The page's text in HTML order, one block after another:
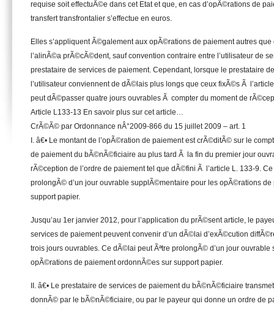
requise soit effectuÃ©e dans cet Etat et que, en cas d’opÃ©rations de
transfert transfrontalier s’effectue en euros.
Elles s’appliquent Ã©galement aux opÃ©rations de paiement autres
l’alinÃ©a prÃ©cÃ©dent, sauf convention contraire entre l’utilisateur de
prestataire de services de paiement. Cependant, lorsque le prestataire
l’utilisateur conviennent de dÃ©lais plus longs que ceux fixÃ©s Ã
peut dÃ©passer quatre jours ouvrables Ã compter du moment de
Article L133-13 En savoir plus sur cet article…
CrÃ©Ã© par Ordonnance nÂ°2009-866 du 15 juillet 2009 – art. 1
I. â€• Le montant de l’opÃ©ration de paiement est crÃ©ditÃ© sur le
de paiement du bÃ©nÃ©ficiaire au plus tard Ã la fin du premier jour
rÃ©ception de l’ordre de paiement tel que dÃ©fini Ã l’article L. 133-9.
prolongÃ© d’un jour ouvrable supplÃ©mentaire pour les opÃ©rations
support papier.
Jusqu’au 1er janvier 2012, pour l’application du prÃ©sent article, le
services de paiement peuvent convenir d’un dÃ©lai d’exÃ©cution
trois jours ouvrables. Ce dÃ©lai peut Ãªtre prolongÃ© d’un jour
opÃ©rations de paiement ordonnÃ©es sur support papier.
II. â€• Le prestataire de services de paiement du bÃ©nÃ©ficiaire
donnÃ© par le bÃ©nÃ©ficiaire, ou par le payeur qui donne un ordre de